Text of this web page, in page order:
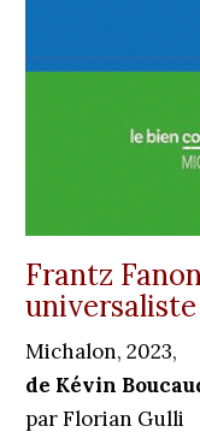
Frantz
universaliste
Michalon, 2023,
de Kévin
par Florian Gulli